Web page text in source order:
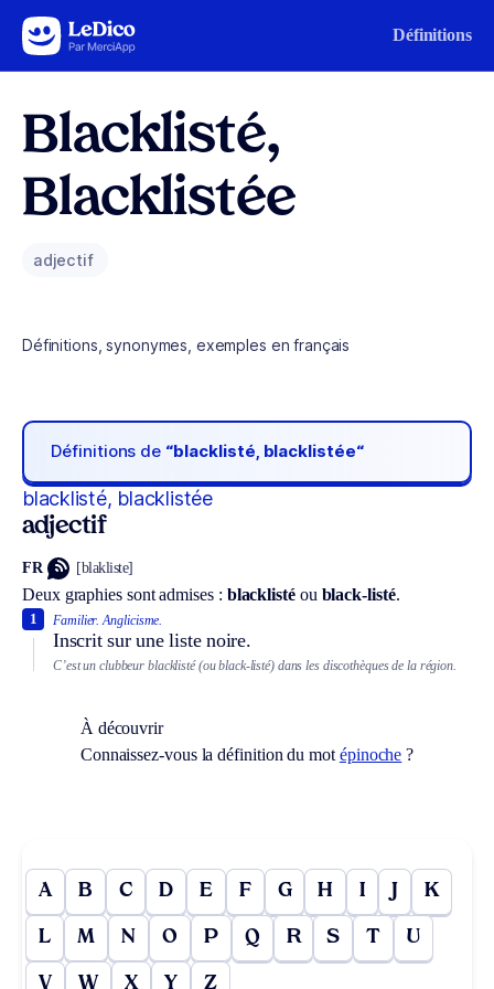
Aller au contenu Définitions
Blacklisté,
Blacklistée
adjectif
Définitions, synonymes, exemples en français
Définitions de “blacklisté, blacklistée“
blacklisté, blacklistée
adjectif
FR [blakliste]
Deux graphies sont admises : blacklistéou black-listé.
Familier. Anglicisme.
Inscrit sur une liste noire.
1
C’est un clubbeur blacklisté (ou black-listé) dans les discothèques de la région.
À découvrir
Connaissez-vous la définition du mot épinoche ?
A B C D E F G H I J K
L M N O P Q R S T U
V W X Y Z